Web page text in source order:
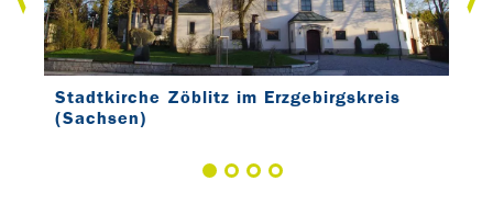
Stadtkirche Zöblitz im Erzgebirgskreis
(Sachsen)